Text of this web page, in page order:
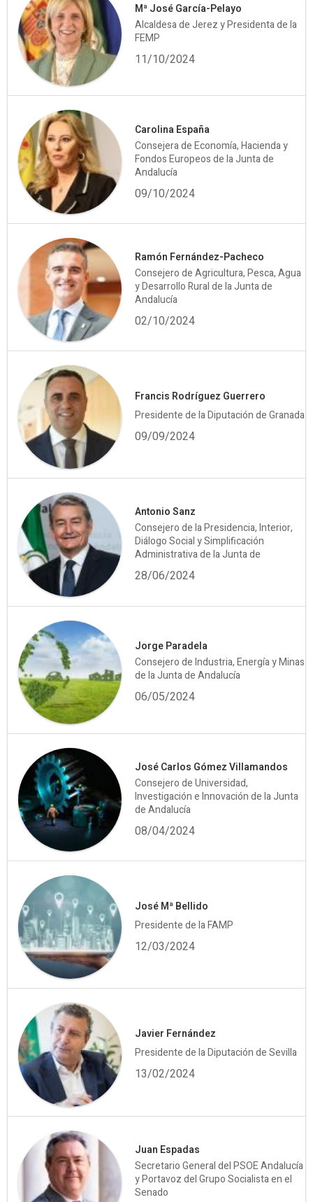
Mª José García-Pelayo
Alcaldesa de Jerez y Presidenta de la
FEMP
11/10/2024
Carolina España
Consejera de Economía, Hacienda y
Fondos Europeos de la Junta de
Andalucía
09/10/2024
Ramón Fernández-Pacheco
Consejero de Agricultura, Pesca, Agua
y Desarrollo Rural de la Junta de
Andalucía
02/10/2024
Francis Rodríguez Guerrero
Presidente de la Diputación de Granada
09/09/2024
Antonio Sanz
Consejero de la Presidencia, Interior,
Diálogo Social y Simplificación
Administrativa de la Junta de
28/06/2024
Jorge Paradela
Consejero de Industria, Energía y Minas
de la Junta de Andalucía
06/05/2024
José Carlos Gómez Villamandos
Consejero de Universidad,
Investigación e Innovación de la Junta
de Andalucía
08/04/2024
José Mª Bellido
Presidente de la FAMP
12/03/2024
Javier Fernández
Presidente de la Diputación de Sevilla
13/02/2024
Juan Espadas
Secretario General del PSOE Andalucía
y Portavoz del Grupo Socialista en el
Senado